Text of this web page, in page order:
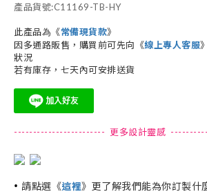
產品貨號:C11169-TB-HY
此產品為《常備現貨款》
因多通路販售，購買前可先向《線上專人客服
狀況
若有庫存，七天內可安排送貨
------------------------ 更多設計靈感
• 請點選《這裡》更了解我們能為你訂製什